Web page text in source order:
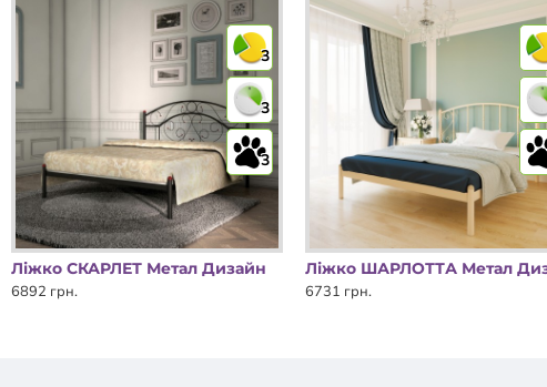
3
3
3
Ліжко СКАРЛЕТ Метал Дизайн
6892 грн.
6731 грн.